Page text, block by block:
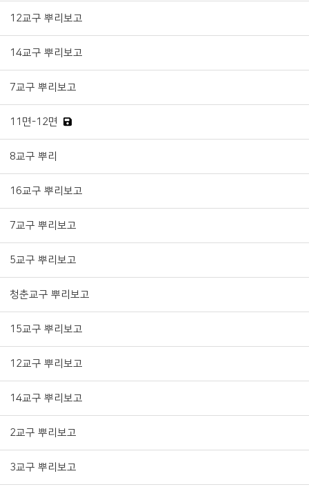
12교구 뿌리보고
14교구 뿌리보고
7교구 뿌리보고
11면-12면
8교구 뿌리
16교구 뿌리보고
7교구 뿌리보고
5교구 뿌리보고
청춘교구 뿌리보고
15교구 뿌리보고
12교구 뿌리보고
14교구 뿌리보고
2교구 뿌리보고
3교구 뿌리보고